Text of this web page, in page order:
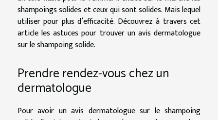
shampoings solides et ceux qui sont solides. Mais lequel
utiliser pour plus d’efficacité. Découvrez à travers cet
article les astuces pour trouver un avis dermatologue
sur le shampoing solide.
Prendre rendez-vous chez un
dermatologue
Pour avoir un avis dermatologue sur le shampoing